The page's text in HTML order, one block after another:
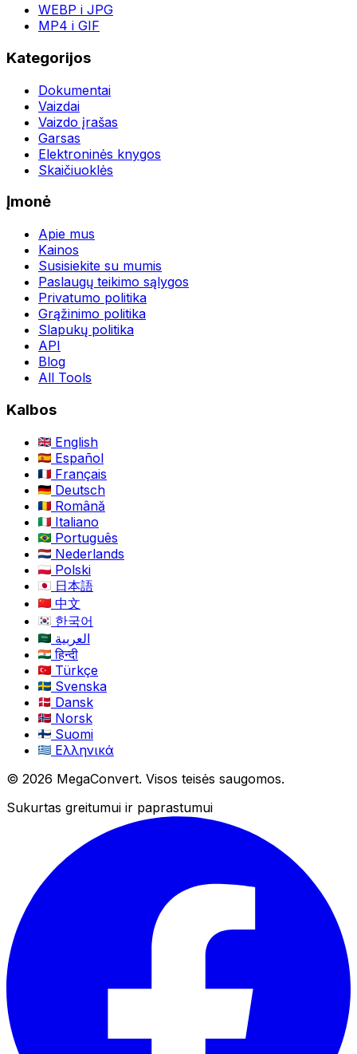
WEBP i JPG
MP4 i GIF
Kategorijos
Dokumentai
Vaizdai
Vaizdo įrašas
Garsas
Elektroninės knygos
Skaičiuoklės
Įmonė
Apie mus
Kainos
Susisiekite su mumis
Paslaugų teikimo sąlygos
Privatumo politika
Grąžinimo politika
Slapukų politika
API
Blog
All Tools
Kalbos
English
Español
Français
Deutsch
Română
Italiano
Português
Nederlands
Polski
日本語
中文
한국어
العربية
हिन्दी
Türkçe
Svenska
Dansk
Norsk
Suomi
Ελληνικά
© 2026 MegaConvert. Visos teisės saugomos.
Sukurtas greitumui ir paprastumui